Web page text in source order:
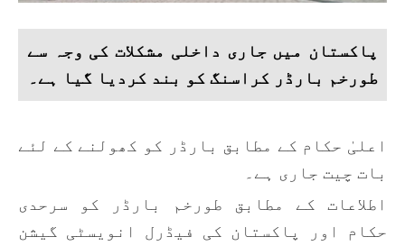
پاکستان میں جاری داخلی مشکلات کی وجہ سے
طورخم بارڈر کراسنگ کو بند کردیا گیا ہے۔
اعلیٰ حکام کے مطابق بارڈر کو کھولنے کے لئے
بات چیت جاری ہے۔
اطلاعات کے مطابق طورخم بارڈر کو سرحدی
حکام اور پاکستان کی فیڈرل انویسٹی گیشن